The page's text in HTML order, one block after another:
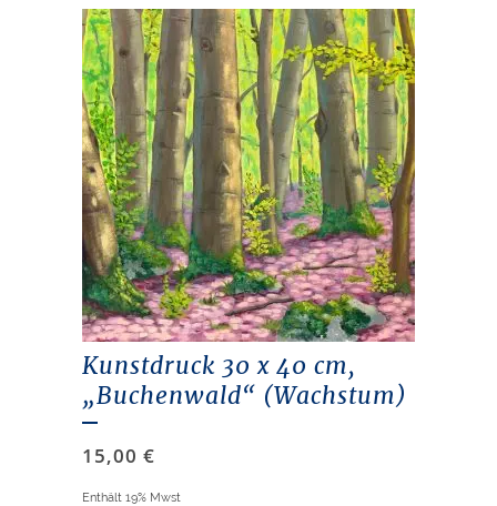
Kunstdruck 30 x 40 cm,
„Buchenwald“ (Wachstum)
15,00 €
Enthält 19% Mwst